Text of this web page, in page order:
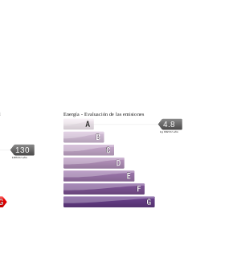
130
kWh/m².año
Energía - Evaluación de las emisiones
4.8
kg CO2/m².año